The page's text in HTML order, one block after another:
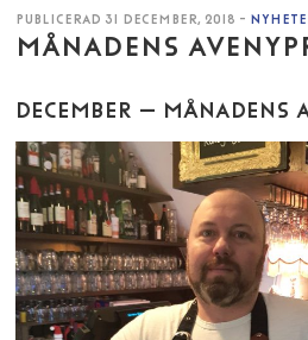
PUBLICERAD 31 DECEMBER, 2018 -
MÅNADENS
DECEMBER – MÅNADENS